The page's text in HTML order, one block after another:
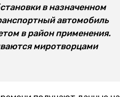
в назначенном
автомобиль
в район применения.
миротворцами